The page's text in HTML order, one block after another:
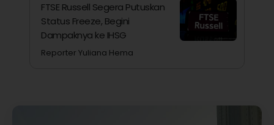
FTSE Russell Segera Putuskan
Status Freeze, Begini
Dampaknya ke IHSG
Reporter Yuliana Hema